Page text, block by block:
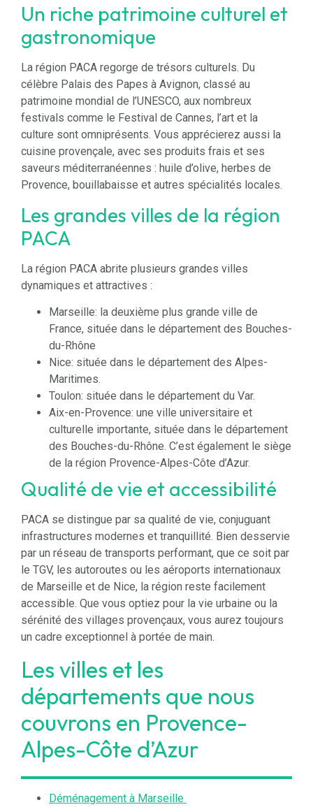
Un riche patrimoine culturel et
gastronomique
La région PACA regorge de trésors culturels. Du
célèbre Palais des Papes à Avignon, classé au
patrimoine mondial de l’UNESCO, aux nombreux
festivals comme le Festival de Cannes, l’art et la
culture sont omniprésents. Vous apprécierez aussi la
cuisine provençale, avec ses produits frais et ses
saveurs méditerranéennes : huile d’olive, herbes de
Provence, bouillabaisse et autres spécialités locales.
Les grandes villes de la région
PACA
La région PACA abrite plusieurs grandes villes
dynamiques et attractives :
Marseille: la deuxième plus grande ville de
France, située dans le département des Bouches-
du-Rhône
Nice: située dans le département des Alpes-
Maritimes.
Toulon: située dans le département du Var.
Aix-en-Provence: une ville universitaire et
culturelle importante, située dans le département
des Bouches-du-Rhône. C’est également le siège
de la région Provence-Alpes-Côte d’Azur.
Qualité de vie et accessibilité
PACA se distingue par sa qualité de vie, conjuguant
infrastructures modernes et tranquillité. Bien desservie
par un réseau de transports performant, que ce soit par
le TGV, les autoroutes ou les aéroports internationaux
de Marseille et de Nice, la région reste facilement
accessible. Que vous optiez pour la vie urbaine ou la
sérénité des villages provençaux, vous aurez toujours
un cadre exceptionnel à portée de main.
Les villes et les
départements que nous
couvrons en Provence-
Alpes-Côte d’Azur
Déménagement à Marseille